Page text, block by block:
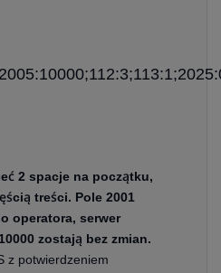
2 spacje na początku,
treści. Pole 2001
operatora, serwer
zostają bez zmian.
z potwierdzeniem